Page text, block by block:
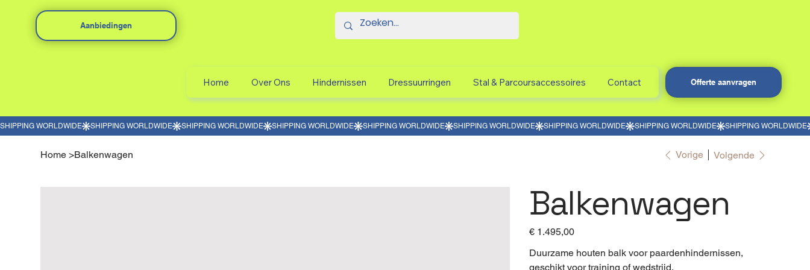
Home Over Ons Hindernissen Dressuurringen Stal & Parcoursaccessoires Contact
Aanbiedingen
Offerte aanvragen
Home >Balkenwagen Vorige Volgende
Balkenwagen
Prijs
€ 1.495,00
Duurzame houten balk voor paardenhindernissen,
geschikt voor training of wedstrijd.